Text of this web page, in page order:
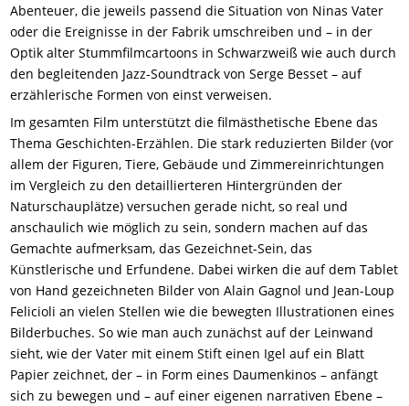
Abenteuer, die jeweils passend die Situation von Ninas Vater
oder die Ereignisse in der Fabrik umschreiben und – in der
Optik alter Stummfilmcartoons in Schwarzweiß wie auch durch
den begleitenden Jazz-Soundtrack von Serge Besset – auf
erzählerische Formen von einst verweisen.
Im gesamten Film unterstützt die filmästhetische Ebene das
Thema Geschichten-Erzählen. Die stark reduzierten Bilder (vor
allem der Figuren, Tiere, Gebäude und Zimmereinrichtungen
im Vergleich zu den detaillierteren Hintergründen der
Naturschauplätze) versuchen gerade nicht, so real und
anschaulich wie möglich zu sein, sondern machen auf das
Gemachte aufmerksam, das Gezeichnet-Sein, das
Künstlerische und Erfundene. Dabei wirken die auf dem Tablet
von Hand gezeichneten Bilder von Alain Gagnol und Jean-Loup
Felicioli an vielen Stellen wie die bewegten Illustrationen eines
Bilderbuches. So wie man auch zunächst auf der Leinwand
sieht, wie der Vater mit einem Stift einen Igel auf ein Blatt
Papier zeichnet, der – in Form eines Daumenkinos – anfängt
sich zu bewegen und – auf einer eigenen narrativen Ebene –